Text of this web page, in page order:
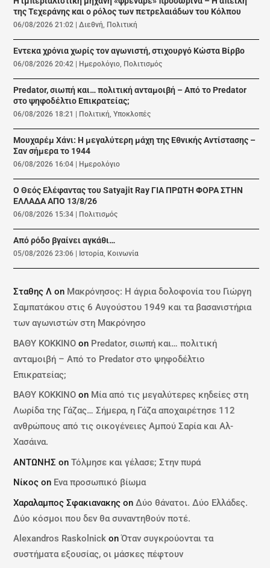
της Τεχεράνης και ο ρόλος των πετρελαιάδων του Κόλπου
06/08/2026 21:02 |Διεθνή, Πολιτική
Εντεκα χρόνια χωρίς τον αγωνιστή, στιχουργό Κώστα Βίρβο
06/08/2026 20:42 Ημερολόγιο, Πολιτισμός
Predator, σιωπή και… πολιτική ανταμοιβή – Από το Predator
στο ψηφοδέλτιο Επικρατείας;
06/08/2026 18:21 Πολιτική,Υποκλοπές
Μουχαρέμ Χάνι: Η μεγαλύτερη μάχη της Εθνικής Αντίστασης –
Σαν σήμερα το 1944
06/08/2026 16:04 Ημερολόγιο
Ο Θεός Ελέφαντας του Satyajit Ray ΓΙΑ ΠΡΩΤΗ ΦΟΡΑ ΣΤΗΝ
ΕΛΛΑΔΑ ΑΠΟ 13/8/26
06/08/2026 15:34 Πολιτισμός
Από ρόδο βγαίνει αγκάθι…
05/08/2026 23:06 Ιστορία, Κοινωνία
Σταθης Λ on Μακρόνησος: Η άγρια δολοφονία του Γιώργη
Σαμπατάκου στις 6 Αυγούστου 1949 και τα βασανιστήρια
των αγωνιστών στη Μακρόνησο
ΒΑΘΥ ΚΟΚΚΙΝΟ on Predator, σιωπή και… πολιτική
ανταμοιβή – Από το Predator στο ψηφοδέλτιο
Επικρατείας;
ΒΑΘΥ ΚΟΚΚΙΝΟ on Μία από τις μεγαλύτερες κηδείες στη
Λωρίδα της Γάζας… Σήμερα, η Γάζα αποχαιρέτησε 112
ανθρώπους από τις οικογένειες Αμπού Σαρία και Αλ-
Χασάινα.
ΑΝΤΩΝΗΣ onΤόλμησε και γέλασε; Στην πυρά
Νίκος on Ενα προσωπικό βίωμα
Χαραλαμπος Σφακιανακης onΔύο θάνατοι. Δύο Ελλάδες.
Δύο κόσμοι που δεν θα συναντηθούν ποτέ.
Alexandros Raskolnick onΌταν συγκρούονται τα
συστήματα εξουσίας, οι μάσκες πέφτουν